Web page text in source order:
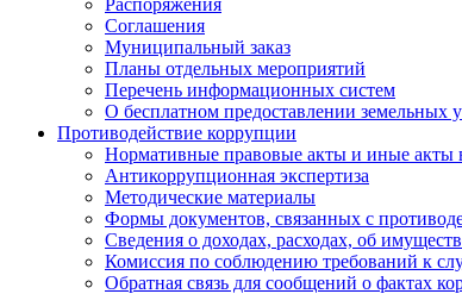
Распоряжения
Соглашения
Муниципальный заказ
Планы отдельных мероприятий
Перечень информационных систем
О бесплатном предоставлении земельных
Противодействие коррупции
Нормативные правовые акты и иные акты
Антикоррупционная экспертиза
Методические материалы
Формы документов, связанных с
Сведения о доходах, расходах, об
Комиссия по соблюдению требований к
Обратная связь для сообщений о фактах